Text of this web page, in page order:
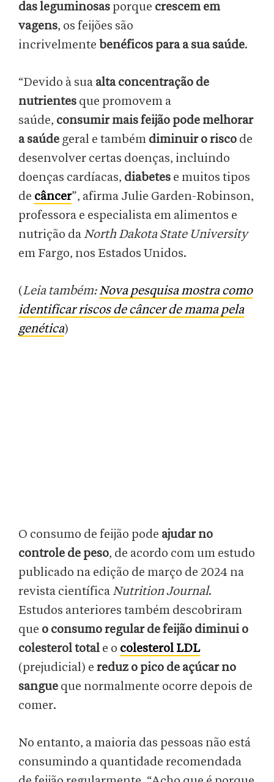
das leguminosas porque crescem em
vagens, os feijões são
incrivelmente benéficos para a sua saúde.
“Devido à sua alta concentração de
nutrientes que promovem a
saúde, consumir mais feijão pode melhorar
a saúde geral e também diminuir o risco de
desenvolver certas doenças, incluindo
doenças cardíacas, diabetes e muitos tipos
de câncer”, afirma Julie Garden-Robinson,
professora e especialista em alimentos e
nutrição daNorth Dakota State University
em Fargo, nos Estados Unidos.
(Leia também:Nova pesquisa mostra como
identificar riscos de câncer de mama pela
genética)
O consumo de feijão pode ajudar no
controle de peso, de acordo com um estudo
publicado na edição de março de 2024 na
revista científicaNutrition Journal.
Estudos anteriores também descobriram
que o consumo regular de feijão diminui o
colesterol total e o colesterol LDL
(prejudicial) e reduz o pico de açúcar no
sangue que normalmente ocorre depois de
comer.
No entanto, a maioria das pessoas não está
consumindo a quantidade recomendada